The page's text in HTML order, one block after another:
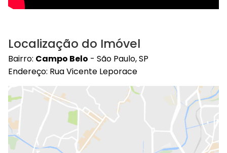
Localização do Imóvel
Bairro: Campo Belo - São Paulo, SP
Endereço: Rua Vicente Leporace